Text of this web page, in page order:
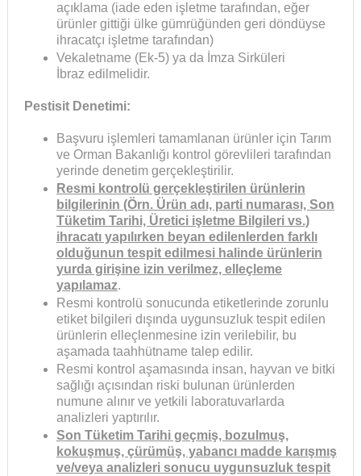
açıklama (iade eden işletme tarafından, eğer
ürünler gittiği ülke gümrüğünden geri döndüyse
ihracatçı işletme tarafından)
Vekaletname (Ek-5) ya da İmza Sirküleri
İbraz edilmelidir.
Pestisit Denetimi:
Başvuru işlemleri tamamlanan ürünler için Tarım
ve Orman Bakanlığı kontrol görevlileri tarafından
yerinde denetim gerçekleştirilir.
Resmi kontrolü gerçekleştirilen ürünlerin
bilgilerinin (Örn. Ürün adı, parti numarası, Son
Tüketim Tarihi, Üretici işletme Bilgileri vs.)
ihracatı yapılırken beyan edilenlerden farklı
olduğunun tespit edilmesi halinde ürünlerin
yurda girişine izin verilmez, elleçleme
yapılamaz.
Resmi kontrolü sonucunda etiketlerinde zorunlu
etiket bilgileri dışında uygunsuzluk tespit edilen
ürünlerin elleçlenmesine izin verilebilir, bu
aşamada taahhütname talep edilir.
Resmi kontrol aşamasında insan, hayvan ve bitki
sağlığı açısından riski bulunan ürünlerden
numune alınır ve yetkili laboratuvarlarda
analizleri yaptırılır.
Son Tüketim Tarihi geçmiş, bozulmuş,
kokuşmuş, çürümüş, yabancı madde karışmış
ve/veya analizleri sonucu uygunsuzluk tespit